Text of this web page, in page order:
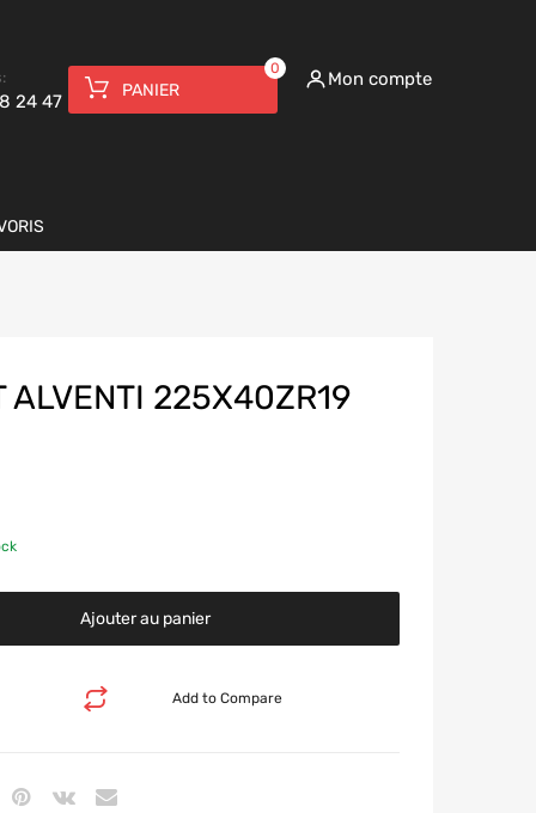
24 47
PANIER
0 Mon compte
ALVENTI 225X40ZR19
Ajouter au panier
Add to Compare